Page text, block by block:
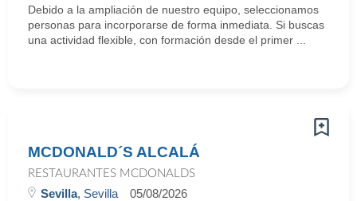
Debido a la ampliación de nuestro equipo, seleccionamos
personas para incorporarse de forma inmediata. Si buscas
una actividad flexible, con formación desde el primer ...
MCDONALD´S ALCALÁ
RESTAURANTES MCDONALDS
Sevilla, Sevilla 05/08/2026